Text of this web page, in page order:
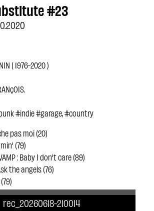
rec_20260618-210014
#23
( 1976-2020 )
#indie #garage, #country
pas moi (20)
(79)
: Baby I don't care (89)
the angels (76)
: Mono (04)
the man (85)